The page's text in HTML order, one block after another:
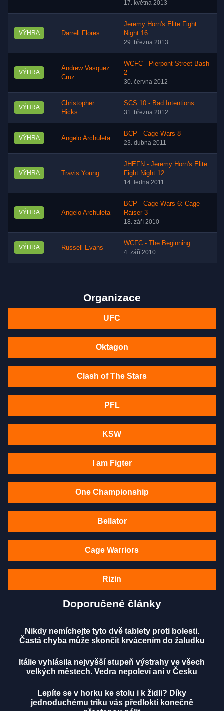
17. května 2013
VÝHRA Darrell Flores
Jeremy Horn's Elite Fight
Night 16
29. března 2013
VÝHRA
Andrew Vasquez
Cruz
WCFC - Pierpont Street Bash
2
30. června 2012
VÝHRA
Christopher
Hicks
SCS 10 - Bad Intentions
31. března 2012
VÝHRA Angelo Archuleta
BCP - Cage Wars 8
23. dubna 2011
VÝHRA Travis Young
JHEFN - Jeremy Horn's Elite
Fight Night 12
14. ledna 2011
VÝHRA Angelo Archuleta
BCP - Cage Wars 6: Cage
Raiser 3
18. září 2010
VÝHRA Russell Evans
WCFC - The Beginning
4. září 2010
Organizace
UFC
Oktagon
Clash of The Stars
PFL
KSW
I am Figter
One Championship
Bellator
Cage Warriors
Rizin
Doporučené články
Nikdy nemíchejte tyto dvě tablety proti bolesti.
Častá chyba může skončit krvácením do žaludku
Itálie vyhlásila nejvyšší stupeň výstrahy ve všech
velkých městech. Vedra nepoleví ani v Česku
Lepíte se v horku ke stolu i k židli? Díky
jednoduchému triku vás předloktí konečně